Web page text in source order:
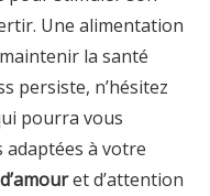
Une alimentation
la santé
persiste, n’hésitez
pourra vous
adaptées à votre
et d’attention